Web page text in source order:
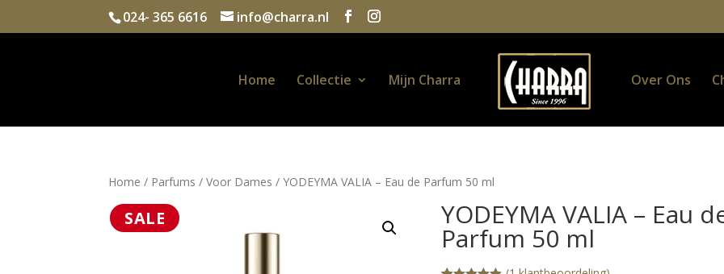
024- 365 6616 info@charra.nl
Home Collectie Mijn Charra Over Ons
Home / Parfums /Voor Dames / YODEYMA VALIA – Eau de Parfum 50 ml
SALE YODEYMA VALIA – Eau
Parfum 50 ml